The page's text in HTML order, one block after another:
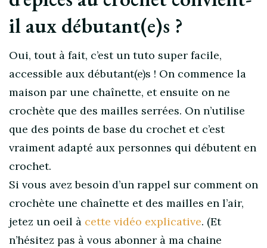
il aux débutant(e)s ?
Oui, tout à fait, c’est un tuto super facile,
accessible aux débutant(e)s ! On commence la
maison par une chaînette, et ensuite on ne
crochète que des mailles serrées. On n’utilise
que des points de base du crochet et c’est
vraiment adapté aux personnes qui débutent en
crochet.
Si vous avez besoin d’un rappel sur comment on
crochète une chaînette et des mailles en l’air,
jetez un oeil à cette vidéo explicative. (Et
n’hésitez pas à vous abonner à ma chaine